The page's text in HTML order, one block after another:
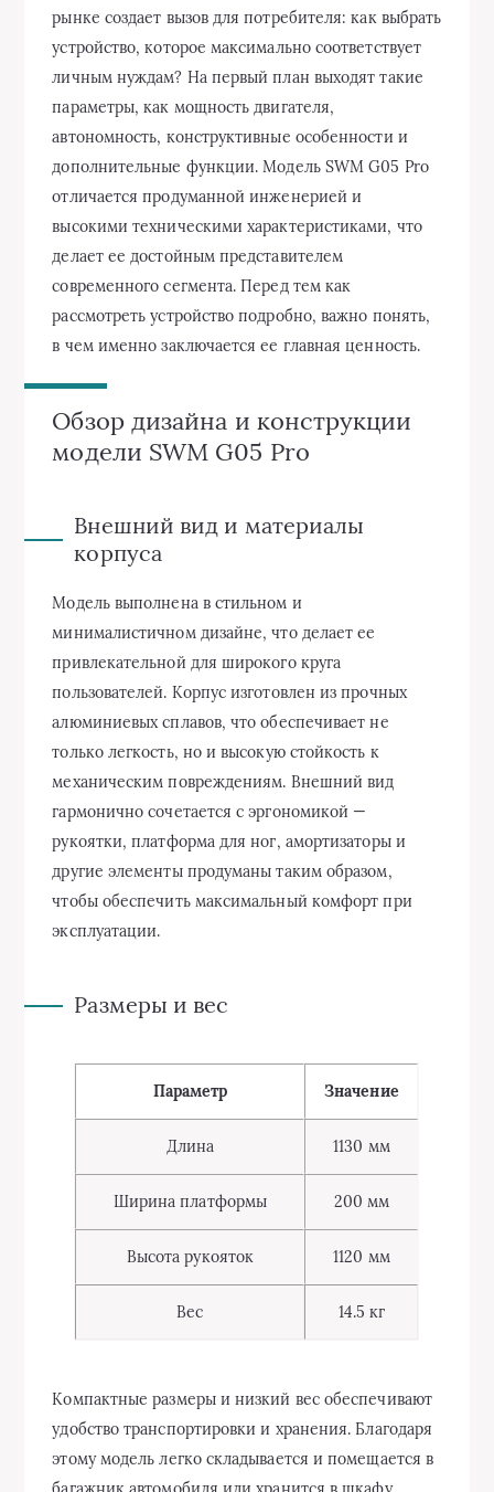
рынке создает вызов для потребителя: как выбрать
устройство, которое максимально соответствует
личным нуждам? На первый план выходят такие
параметры, как мощность двигателя,
автономность, конструктивные особенности и
дополнительные функции. Модель SWM G05 Pro
отличается продуманной инженерией и
высокими техническими характеристиками, что
делает ее достойным представителем
современного сегмента. Перед тем как
рассмотреть устройство подробно, важно понять,
в чем именно заключается ее главная ценность.
Обзор дизайна и конструкции
модели SWM G05 Pro
Внешний вид и материалы
корпуса
Модель выполнена в стильном и
минималистичном дизайне, что делает ее
привлекательной для широкого круга
пользователей. Корпус изготовлен из прочных
алюминиевых сплавов, что обеспечивает не
только легкость, но и высокую стойкость к
механическим повреждениям. Внешний вид
гармонично сочетается с эргономикой —
рукоятки, платформа для ног, амортизаторы и
другие элементы продуманы таким образом,
чтобы обеспечить максимальный комфорт при
эксплуатации.
Размеры и вес
Параметр Значение
Длина 1130 мм
Ширина платформы 200 мм
Высота рукояток 1120 мм
Вес 14.5 кг
Компактные размеры и низкий вес обеспечивают
удобство транспортировки и хранения. Благодаря
этому модель легко складывается и помещается в